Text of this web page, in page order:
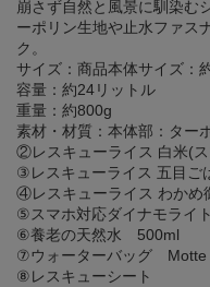
崩さず自然と風景に馴染む
ーポリン生地や止水ファス
ク。
サイズ：商品本体サイズ：
容量：約24リットル
重量：約800g
素材・材質：本体部：ター
②レスキューライス 白米(
③レスキューライス 五目ご
④レスキューライス わかめ
⑤スマホ対応ダイナモライト
⑥養老の天然水 500ml
⑦ウォーターバッグ
⑧レスキューシート